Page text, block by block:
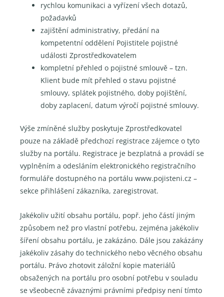
rychlou komunikaci a vyřízení všech dotazů,
požadavků
zajištění administrativy, předání na
kompetentní oddělení Pojistitele pojistné
události Zprostředkovatelem
kompletní přehled o pojistné smlouvě – tzn.
Klient bude mít přehled o stavu pojistné
smlouvy, splátek pojistného, doby pojištění,
doby zaplacení, datum výročí pojistné smlouvy.
Výše zmíněné služby poskytuje Zprostředkovatel
pouze na základě předchozí registrace zájemce o tyto
služby na portálu. Registrace je bezplatná a provádí se
vyplněním a odesláním elektronického registračního
formuláře dostupného na portálu www.pojisteni.cz –
sekce přihlášení zákazníka, zaregistrovat.
Jakékoliv užití obsahu portálu, popř. jeho částí jiným
způsobem než pro vlastní potřebu, zejména jakékoliv
šíření obsahu portálu, je zakázáno. Dále jsou zakázány
jakékoliv zásahy do technického nebo věcného obsahu
portálu. Právo zhotovit záložní kopie materiálů
obsažených na portálu pro osobní potřebu v souladu
se všeobecně závaznými právními předpisy není tímto